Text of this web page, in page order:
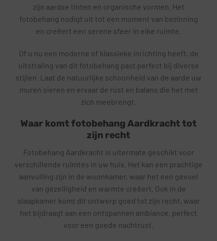
zijn aardse tinten en organische vormen. Het
fotobehang nodigt uit tot een moment van bezinning
en creëert een serene sfeer in elke ruimte.
Of u nu een moderne of klassieke inrichting heeft, de
uitstraling van dit fotobehang past perfect bij diverse
stijlen. Laat de natuurlijke schoonheid van de aarde uw
muren sieren en ervaar de rust en balans die het met
zich meebrengt.
Waar komt fotobehang Aardkracht tot
zijn recht
Fotobehang Aardkracht is uitermate geschikt voor
verschillende ruimtes in uw huis. Het kan een prachtige
aanvulling zijn in de woonkamer, waar het een gevoel
van gezelligheid en warmte creëert. Ook in de
slaapkamer komt dit ontwerp goed tot zijn recht, waar
het bijdraagt aan een ontspannen ambiance, perfect
voor een goede nachtrust.